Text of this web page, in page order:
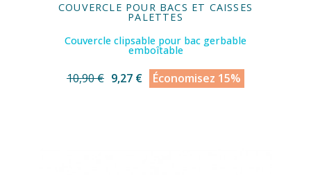
COUVERCLE POUR BACS ET CAISSES
PALETTES
Couvercle clipsable pour bac gerbable
emboîtable
10,90 € 9,27 € Économisez 15%